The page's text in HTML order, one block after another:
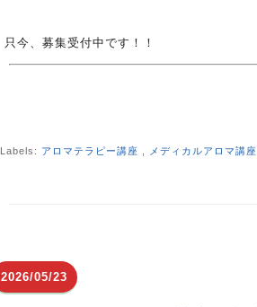
只今、募集受付中です！！
Labels: アロマテラピー講座 メディカルアロマ講座
2026/05/23